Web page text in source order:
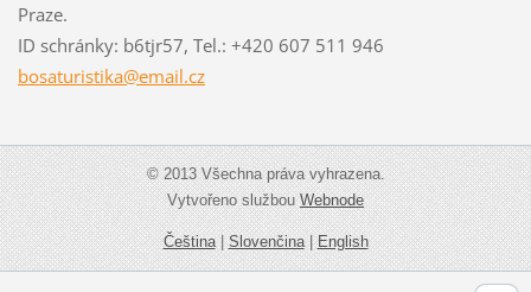
Praze.
ID schránky: b6tjr57, Tel.: +420 607 511 946
bosaturistika@email.cz
© 2013 Všechna práva vyhrazena.
Vytvořeno službouWebnode
Čeština|Slovenčina|English